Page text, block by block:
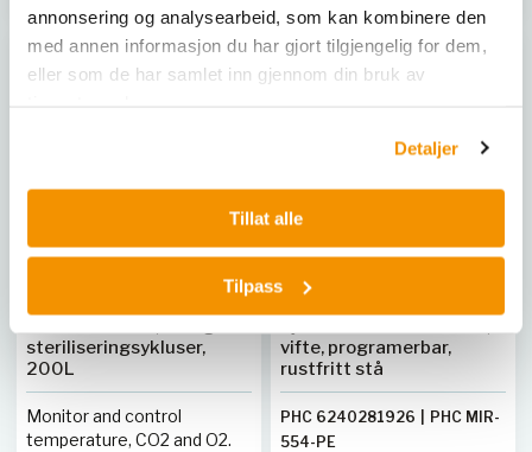
annonsering og analysearbeid, som kan kombinere den
med annen informasjon du har gjort tilgjengelig for dem,
eller som de har samlet inn gjennom din bruk av
Detaljer
Tillat alle
Tilpass
steriliseringsykluser,
200L
Monitor and control
temperature, CO2 and O2.
PHCBI
vifte, programerbar,
rustfritt stå
PHC 6240281926
PHC MIR-
554-PE